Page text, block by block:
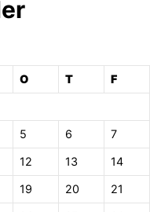
O T F
5 6 7
12 13 14
19 20 21